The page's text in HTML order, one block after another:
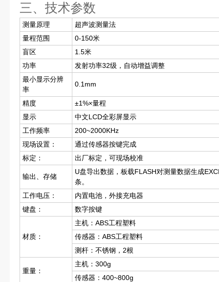
三、技术参数
测量原理
超声波测量法
量程范围
0-150米
盲区
1.5米
功率
发射功率32级，自动增益调整
最小显示分辨
率
0.1mm
精度
±1%×量程
显示
中文LCD全彩屏显示
工作频率
200~2000KHz
现场设置：
通过传感器按键完成
标定：
出厂标定，可现场校准
输出、存储
U盘导出数据，板载FLASH对测量数据生成
条。
工作电压：
内置电池，外接充电器
键盘：
数字按键
材质：
主机：ABS工程塑料
传感器：ABS工程塑料
测杆：不锈钢，2根
重量：
主机：300g
传感器：400~800g